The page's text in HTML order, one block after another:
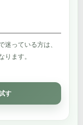
迷っている方は、
ります。
す